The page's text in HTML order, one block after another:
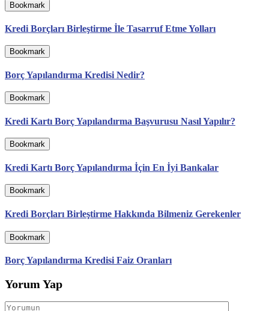
Bookmark
Kredi Borçları Birleştirme İle Tasarruf Etme Yolları
Bookmark
Borç Yapılandırma Kredisi Nedir?
Bookmark
Kredi Kartı Borç Yapılandırma Başvurusu Nasıl Yapılır?
Bookmark
Kredi Kartı Borç Yapılandırma İçin En İyi Bankalar
Bookmark
Kredi Borçları Birleştirme Hakkında Bilmeniz Gerekenler
Bookmark
Borç Yapılandırma Kredisi Faiz Oranları
Yorum Yap